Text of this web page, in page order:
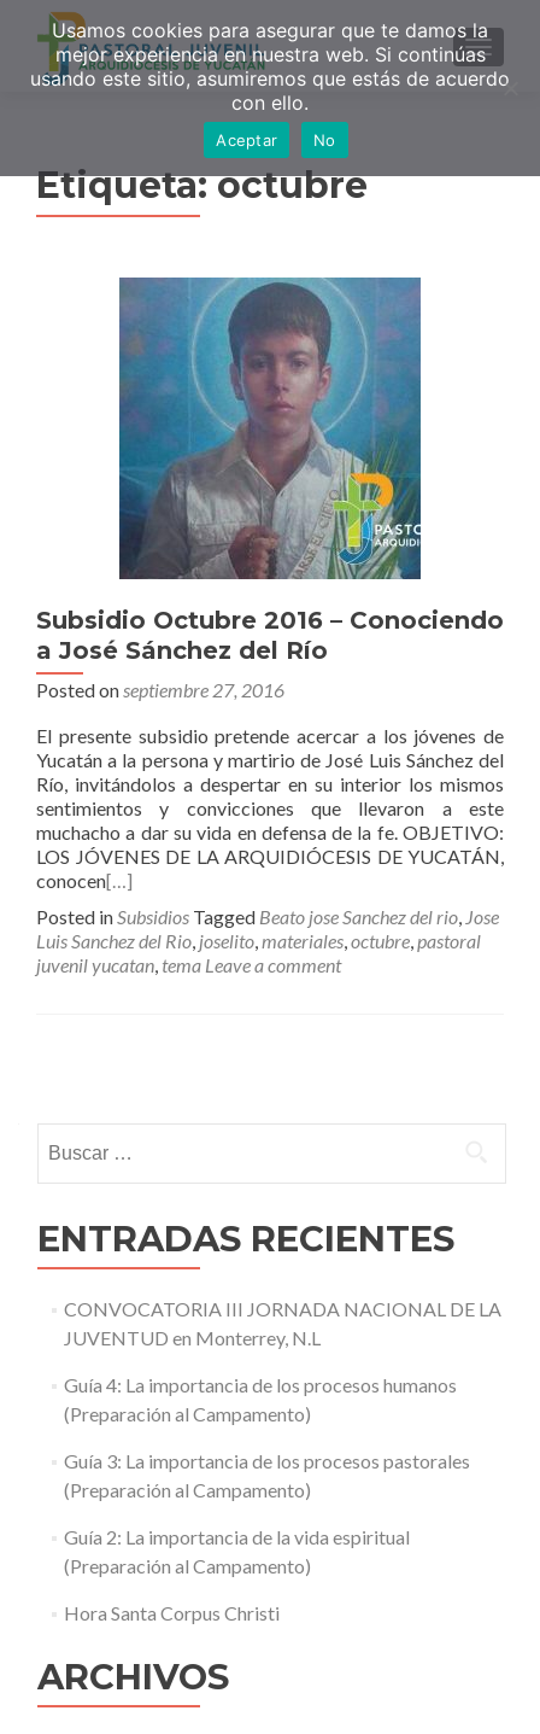
MENU
Etiqueta:octubre
Subsidio Octubre 2016 – Conociendo
a José Sánchez del Río
Posted onseptiembre 27, 2016
El presente subsidio pretende acercar a los jóvenes de
Yucatán a la persona y martirio de José Luis Sánchez del
Río, invitándolos a despertar en su interior los mismos
sentimientos y convicciones que llevaron a este
muchacho a dar su vida en defensa de la fe. OBJETIVO:
LOS JÓVENES DE LA ARQUIDIÓCESIS DE YUCATÁN,
conocen[…]
Posted inSubsidios Tagged Beato jose Sanchez del rio, Jose
Luis Sanchez del Rio, joselito,materiales,octubre,pastoral
juvenil yucatan, tema Leave a comment
navigation
ENTRADAS RECIENTES
CONVOCATORIA III JORNADA NACIONAL DE LA
JUVENTUD en Monterrey, N.L
Guía 4: La importancia de los procesos humanos
(Preparación al Campamento)
Guía 3: La importancia de los procesos pastorales
(Preparación al Campamento)
Guía 2: La importancia de la vida espiritual
(Preparación al Campamento)
Hora Santa Corpus Christi
ARCHIVOS
Usamos cookies para asegurar que te damos la
mejor experiencia en nuestra web. Si continúas
usando este sitio, asumiremos que estás de acuerdo
con ello.
Aceptar No